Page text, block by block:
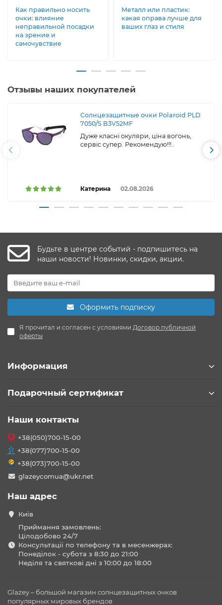
Как правильно носить
очки: влияние
неправильной посадки
на зрение и
самочувствие
Металл или пластик:
какая оправа лучше для
ваших глаз и стиля
Отзывы наших покупателей
Солнцезащитные очки Polaroid PLD
7050/S B3V52MF
Дуже класні окуляри, ціна вогонь,
сервіс супер. Рекомендую!!!..
Катерина 02.08.2026
Будьте в центре событий - подпишитесь на
наши новости! Новинки, скидки, акции.
Оформить подписку
Я прочитал и согласен с условиями Договор публичной
оферты
Информация
Подарочный сертификат
Наши контакты
+38(050)700-15-00
+38(077)700-15-00
+38(073)700-15-00
glazeycomua@ukr.net
Наш адрес
Київ
Приймання замовлень:
Цілодобово 24/7
Консультації по телефону та в месенжерах:
Понеділок - субота з 8:30 до 21:00
Неділя та святкові дні з 10:00 до 18:00
Glazey – большой магазин солнцезащитных очков
популярных мировых брендов